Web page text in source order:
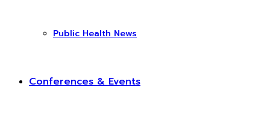
Public Health News
Conferences & Events